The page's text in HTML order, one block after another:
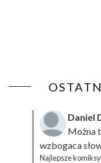
Daniel
Można
wzbogaca
Najlepsze